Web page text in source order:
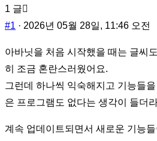
위
치
니
다:
1 글
#1 · 2026년 05월 28일, 11:46 오전
아바닛을 처음 시작했을 때는 글씨
히 조금 혼란스러웠어요.
그런데 하나씩 익숙해지고 기능들
은 프로그램도 없다는 생각이 들더
계속 업데이트되면서 새로운 기능